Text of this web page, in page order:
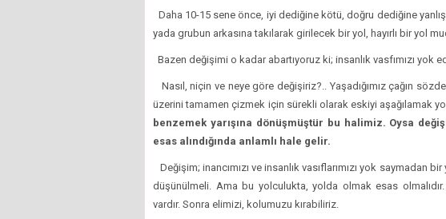
Daha 10-15 sene önce, iyi dediğine kötü, doğru dediğine
yada grubun arkasına takılarak girilecek bir yol, hayırlı bir yol
Bazen değişimi o kadar abartıyoruz ki; insanlık vasfımızı yok
Nasıl, niçin ve neye göre değişiriz?.. Yaşadığımız çağın
üzerini tamamen çizmek için sürekli olarak eskiyi aşağılamak
benzemek yarışına dönüşmüştür bu halimiz. Oysa
esas alındığında anlamlı hale gelir.
Değişim; inancımızı ve insanlık vasıflarımızı yok saymadan
düşünülmeli. Ama bu yolculukta, yolda olmak esas
vardır. Sonra elimizi, kolumuzu kırabiliriz.